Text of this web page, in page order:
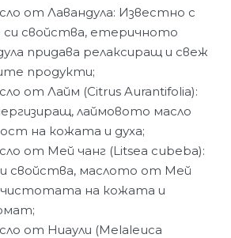
от Лавандула: Известно с
свойства, етеричното
придава релаксиращ и свеж
продукти;
от Лайм (Citrus Aurantifolia):
лаймовото масло
на кожата и духа;
от Мей чанг (Litsea cubeba):
свойства, маслото от Мей
чистотата на кожата и
от Ниаули (Melaleuca